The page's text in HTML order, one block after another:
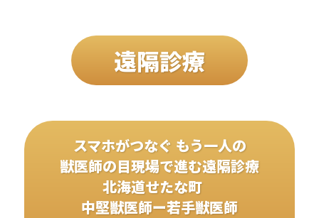
遠隔診療
スマホがつなぐ もう一人の
獣医師の目現場で進む遠隔診療
北海道せたな町
中堅獣医師ー若手獣医師